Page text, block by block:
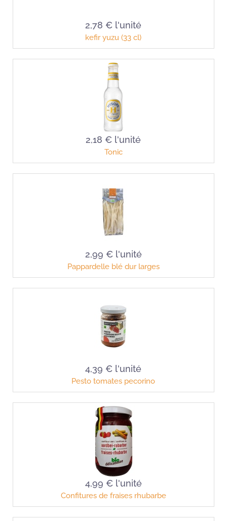
2,78 € l'unité
kefir yuzu (33 cl)
2,18 € l'unité
Tonic
2,99 € l'unité
Pappardelle blé dur larges
4,39 € l'unité
Pesto tomates pecorino
4,99 € l'unité
Confitures de fraises rhubarbe